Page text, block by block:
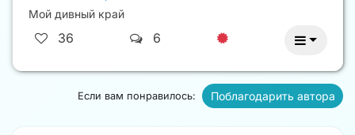
Мой дивный край
36 6
Если вам понравилось: Поблагодарить автора